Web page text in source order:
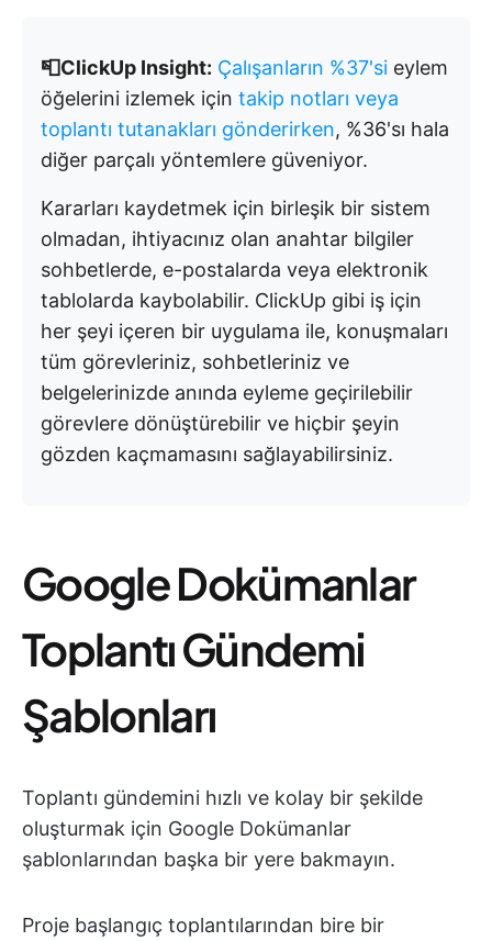
📮ClickUp Insight: Çalışanların %37'si eylem
öğelerini izlemek için takip notları veya
toplantı tutanakları gönderirken, %36'sı hala
diğer parçalı yöntemlere güveniyor.
Kararları kaydetmek için birleşik bir sistem
olmadan, ihtiyacınız olan anahtar bilgiler
sohbetlerde, e-postalarda veya elektronik
tablolarda kaybolabilir. ClickUp gibi iş için
her şeyi içeren bir uygulama ile, konuşmaları
tüm görevleriniz, sohbetleriniz ve
belgelerinizde anında eyleme geçirilebilir
görevlere dönüştürebilir ve hiçbir şeyin
gözden kaçmamasını sağlayabilirsiniz.
Google Dokümanlar
Toplantı Gündemi
Şablonları
Toplantı gündemini hızlı ve kolay bir şekilde
oluşturmak için Google Dokümanlar
şablonlarından başka bir yere bakmayın.
Proje başlangıç toplantılarından bire bir